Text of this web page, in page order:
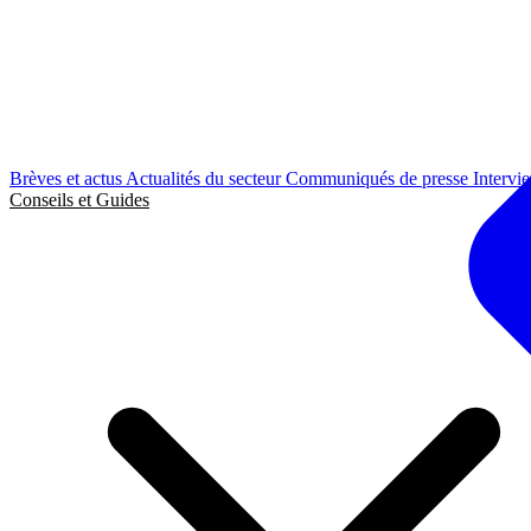
Brèves et actus Actualités du secteurCommuniqués de presse
Conseils et Guides